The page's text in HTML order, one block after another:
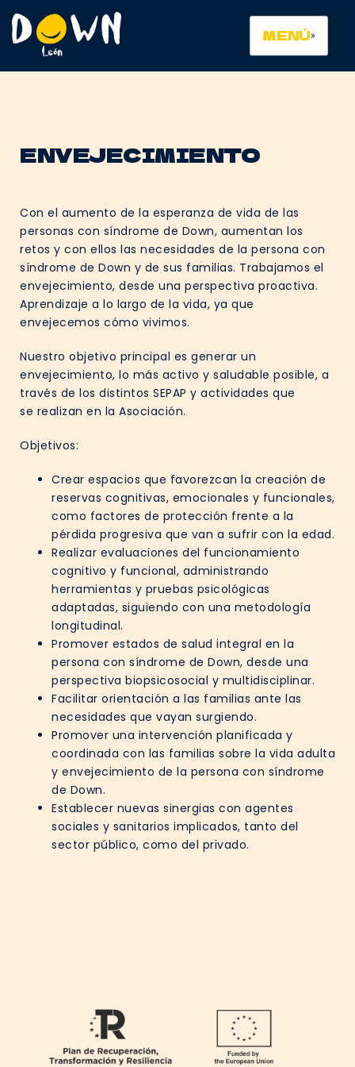
MENÚ
ENVEJECIMIENTO
Con el aumento de la esperanza de vida de las
personas con síndrome de Down, aumentan los
retos y con ellos las necesidades de la persona con
síndrome de Down y de sus familias. Trabajamos el
envejecimiento, desde una perspectiva proactiva.
Aprendizaje a lo largo de la vida, ya que
envejecemos cómo vivimos.
Nuestro objetivo principal es generar un
envejecimiento, lo más activo y saludable posible, a
través de los distintos SEPAP y actividades que
se realizan en la Asociación.
Objetivos:
Crear espacios que favorezcan la creación de
reservas cognitivas, emocionales y funcionales,
como factores de protección frente a la
pérdida progresiva que van a sufrir con la edad.
Realizar evaluaciones del funcionamiento
cognitivo y funcional, administrando
herramientas y pruebas psicológicas
adaptadas, siguiendo con una metodología
longitudinal.
Promover estados de salud integral en la
persona con síndrome de Down, desde una
perspectiva biopsicosocial y multidisciplinar.
Facilitar orientación a las familias ante las
necesidades que vayan surgiendo.
Promover una intervención planificada y
coordinada con las familias sobre la vida adulta
y envejecimiento de la persona con síndrome
de Down.
Establecer nuevas sinergias con agentes
sociales y sanitarios implicados, tanto del
sector público, como del privado.